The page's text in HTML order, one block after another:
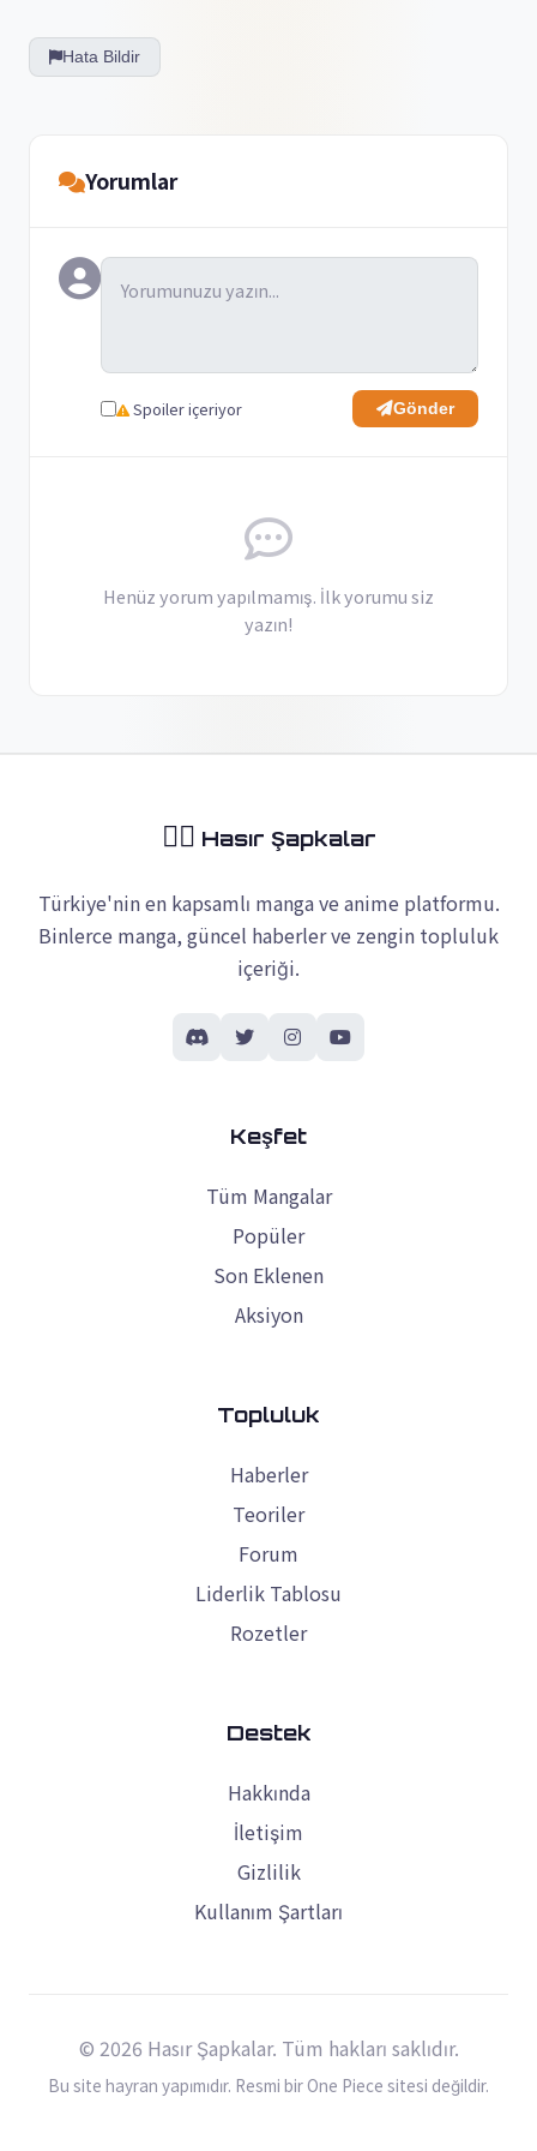
Hata Bildir
Yorumlar
Spoiler içeriyor Gönder
Henüz yorum yapılmamış. İlk yorumu siz
yazın!
🏴‍☠️ Hasır Şapkalar
Türkiye'nin en kapsamlı manga ve anime platformu.
Binlerce manga, güncel haberler ve zengin topluluk
içeriği.
Keşfet
Tüm Mangalar
Popüler
Son Eklenen
Aksiyon
Topluluk
Haberler
Teoriler
Forum
Liderlik Tablosu
Rozetler
Destek
Hakkında
İletişim
Gizlilik
Kullanım Şartları
© 2026 Hasır Şapkalar. Tüm hakları saklıdır.
Bu site hayran yapımıdır. Resmi bir One Piece sitesi değildir.